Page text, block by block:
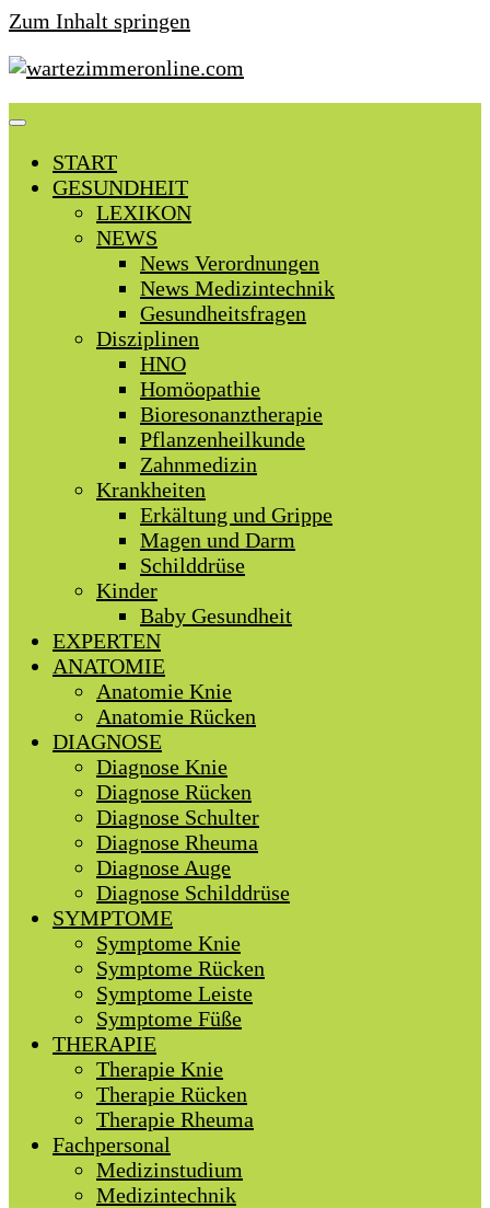
Zum Inhalt springen
START
GESUNDHEIT
LEXIKON
NEWS
News Verordnungen
News Medizintechnik
Gesundheitsfragen
Disziplinen
HNO
Homöopathie
Bioresonanztherapie
Pflanzenheilkunde
Zahnmedizin
Krankheiten
Erkältung und Grippe
Magen und Darm
Schilddrüse
Kinder
Baby Gesundheit
EXPERTEN
ANATOMIE
Anatomie Knie
Anatomie Rücken
DIAGNOSE
Diagnose Knie
Diagnose Rücken
Diagnose Schulter
Diagnose Rheuma
Diagnose Auge
Diagnose Schilddrüse
SYMPTOME
Symptome Knie
Symptome Rücken
Symptome Leiste
Symptome Füße
THERAPIE
Therapie Knie
Therapie Rücken
Therapie Rheuma
Fachpersonal
Medizinstudium
Medizintechnik